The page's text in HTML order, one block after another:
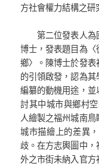
方社會權力結構之研
第二位發表人為
博士，發表題目為
鄉〉。陳博士於發
的引領啟發，認為
編纂的動機用途，
討其中城市與鄉村
人繪製之福州城南
城市描繪上的差異
歧。在方志輿圖中
外之市街未納入官方